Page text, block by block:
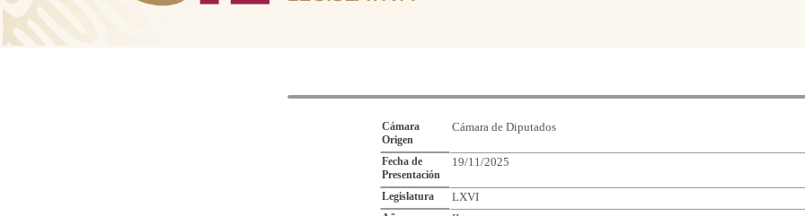
Cámara
Origen
Cámara de Diputados
Fecha de
Presentación
19/11/2025
Legislatura LXVI